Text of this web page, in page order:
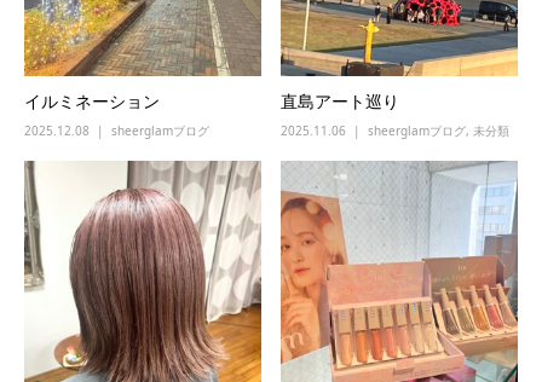
イルミネーション
2025.12.08 sheerglamブログ
直島アート巡り
2025.11.06 sheerglamブログ, 未分類